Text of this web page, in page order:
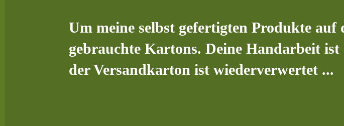
Um meine selbst gefertigten Produkte auf
gebrauchte Kartons. Deine Handarbeit
der Versandkarton ist wiederverwertet ...